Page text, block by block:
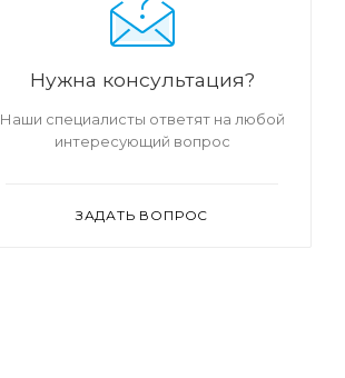
Нужна консультация?
Наши специалисты ответят на любой
интересующий вопрос
ЗАДАТЬ ВОПРОС